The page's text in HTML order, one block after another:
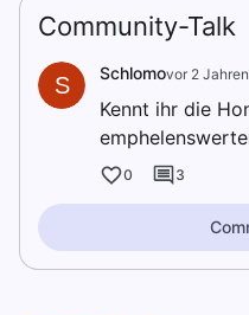
Community-Talk
S Schlomovor 2 Jahren
Kennt ihr die
0 3